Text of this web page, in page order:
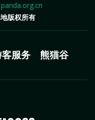
版权所有
服务 熊猫谷